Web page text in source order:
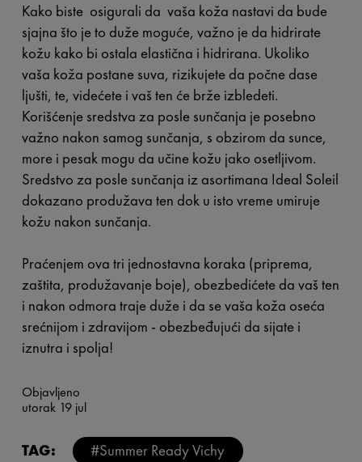
Kako biste osigurali da vaša koža nastavi da bude
sjajna što je to duže moguće, važno je da hidrirate
kožu kako bi ostala elastična i hidrirana. Ukoliko
vaša koža postane suva, rizikujete da počne dase
ljušti, te, videćete i vaš ten će brže izbledeti.
Korišćenje sredstva za posle sunčanja je posebno
važno nakon samog sunčanja, s obzirom da sunce,
more i pesak mogu da učine kožu jako osetljivom.
Sredstvo za posle sunčanja iz asortimana Ideal Soleil
dokazano produžava ten dok u isto vreme umiruje
kožu nakon sunčanja.
Praćenjem ova tri jednostavna koraka (priprema,
zaštita, produžavanje boje), obezbedićete da vaš ten
i nakon odmora traje duže i da se vaša koža oseća
srećnijom i zdravijom - obezbeđujući da sijate i
iznutra i spolja!
Objavljeno
utorak 19 jul
TAG: #Summer Ready Vichy